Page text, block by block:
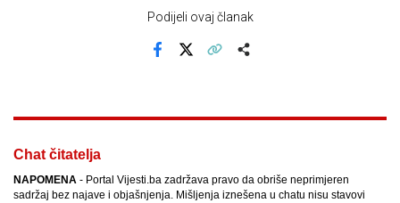
Podijeli ovaj članak
Chat čitatelja
NAPOMENA - Portal Vijesti.ba zadržava pravo da obriše neprimjeren
sadržaj bez najave i objašnjenja. Mišljenja iznešena u chatu nisu stavovi